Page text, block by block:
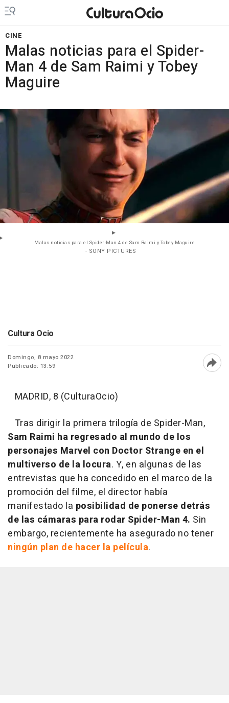
CINE
Malas noticias para el Spider-
Man 4 de Sam Raimi y Tobey
Maguire
Malas noticias para el Spider-Man 4 de Sam Raimi y Tobey Maguire
- SONY PICTURES
Cultura Ocio
Domingo, 8 mayo 2022
Publicado: 13:59
MADRID, 8 (CulturaOcio)
Tras dirigir la primera trilogía de Spider-Man,
Sam Raimi ha regresado al mundo de los
personajes Marvel con Doctor Strange en el
multiverso de la locura. Y, en algunas de las
entrevistas que ha concedido en el marco de la
promoción del filme, el director había
manifestado la posibilidad de ponerse detrás
de las cámaras para rodar Spider-Man 4. Sin
embargo, recientemente ha asegurado no tener
ningún plan de hacer la película.